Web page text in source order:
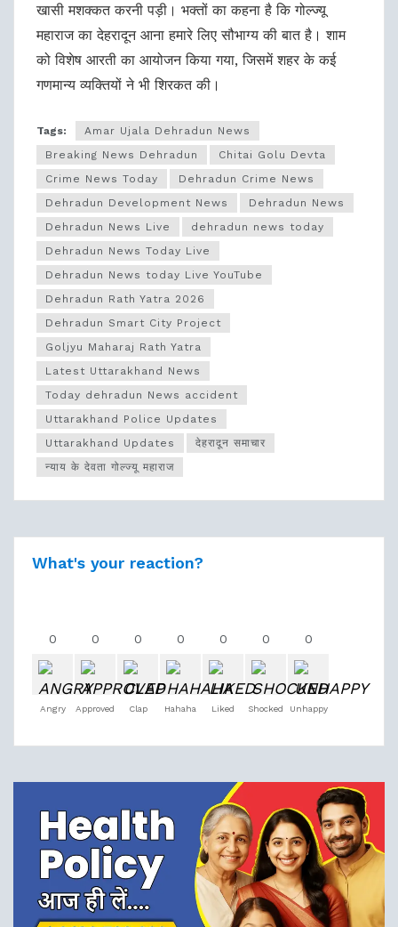
खासी मशक्कत करनी पड़ी। भक्तों का कहना है कि गोल्ज्यू
महाराज का देहरादून आना हमारे लिए सौभाग्य की बात है। शाम
को विशेष आरती का आयोजन किया गया, जिसमें शहर के कई
गणमान्य व्यक्तियों ने भी शिरकत की।
Tags:
Amar Ujala Dehradun News
Breaking News Dehradun
Chitai Golu Devta
Crime News Today
Dehradun Crime News
Dehradun Development News
Dehradun News
Dehradun News Live
dehradun news today
Dehradun News Today Live
Dehradun News today Live YouTube
Dehradun Rath Yatra 2026
Dehradun Smart City Project
Goljyu Maharaj Rath Yatra
Latest Uttarakhand News
Today dehradun News accident
Uttarakhand Police Updates
Uttarakhand Updates
देहरादून समाचार
न्याय के देवता गोल्ज्यू महाराज
What's your reaction?
0
Angry
0
Approved
0
Clap
0
Hahaha
0
Liked
0
Shocked
0
Unhappy